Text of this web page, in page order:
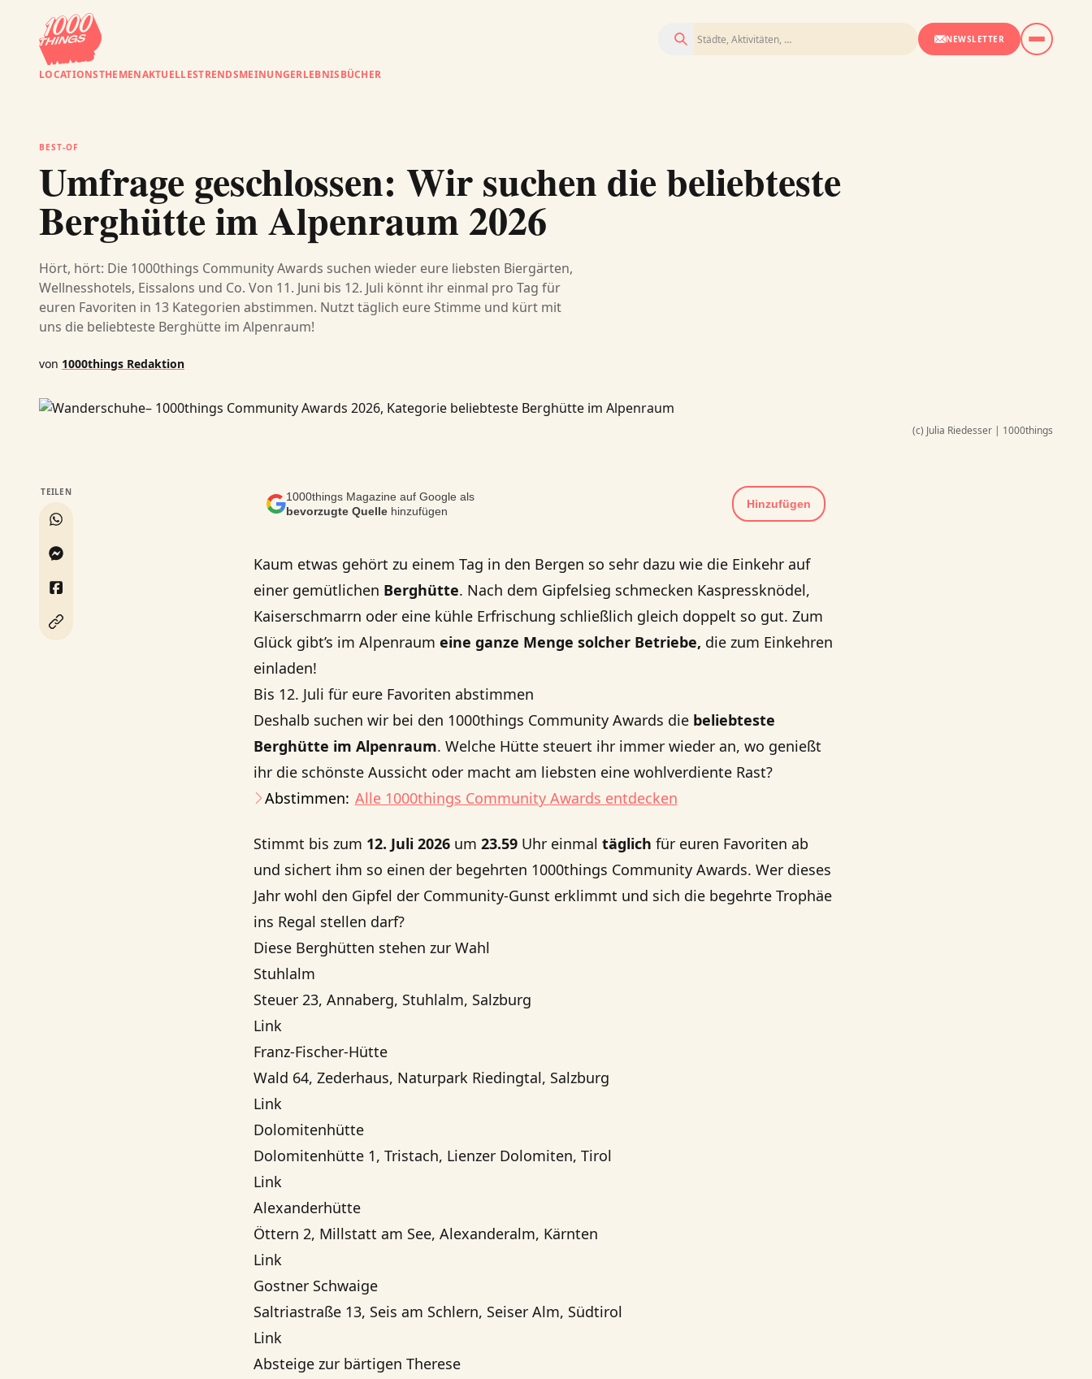
Suchen NEWSLETTER
LOCATIONSTHEMENAKTUELLESTRENDSMEINUNGERLEBNISBÜCHER
BEST-OF
Umfrage geschlossen: Wir suchen die beliebteste
Berghütte im Alpenraum 2026
Hört, hört: Die 1000things Community Awards suchen wieder eure liebsten Biergärten,
Wellnesshotels, Eissalons und Co. Von 11. Juni bis 12. Juli könnt ihr einmal pro Tag für
euren Favoriten in 13 Kategorien abstimmen. Nutzt täglich eure Stimme und kürt mit
uns die beliebteste Berghütte im Alpenraum!
von 1000things Redaktion
(c) Julia Riedesser | 1000things
TEILEN
1000things Magazine auf Google als
bevorzugte Quelle hinzufügen
Hinzufügen
Kaum etwas gehört zu einem Tag in den Bergen so sehr dazu wie die Einkehr auf
einer gemütlichen Berghütte. Nach dem Gipfelsieg schmecken Kaspressknödel,
Kaiserschmarrn oder eine kühle Erfrischung schließlich gleich doppelt so gut. Zum
Glück gibt’s im Alpenraum eine ganze Menge solcher Betriebe, die zum Einkehren
einladen!
Bis 12. Juli für eure Favoriten abstimmen
Deshalb suchen wir bei den 1000things Community Awards die beliebteste
Berghütte im Alpenraum. Welche Hütte steuert ihr immer wieder an, wo genießt
ihr die schönste Aussicht oder macht am liebsten eine wohlverdiente Rast?
Abstimmen: Alle 1000things Community Awards entdecken
Stimmt bis zum 12. Juli 2026 um 23.59 Uhr einmal täglich für euren Favoriten ab
und sichert ihm so einen der begehrten 1000things Community Awards. Wer dieses
Jahr wohl den Gipfel der Community-Gunst erklimmt und sich die begehrte Trophäe
ins Regal stellen darf?
Diese Berghütten stehen zur Wahl
Stuhlalm
Steuer 23, Annaberg, Stuhlalm, Salzburg
Link
Franz-Fischer-Hütte
Wald 64, Zederhaus, Naturpark Riedingtal, Salzburg
Link
Dolomitenhütte
Dolomitenhütte 1, Tristach, Lienzer Dolomiten, Tirol
Link
Alexanderhütte
Öttern 2, Millstatt am See, Alexanderalm, Kärnten
Link
Gostner Schwaige
Saltriastraße 13, Seis am Schlern, Seiser Alm, Südtirol
Link
Absteige zur bärtigen Therese